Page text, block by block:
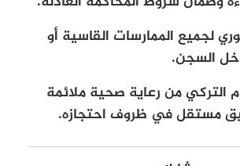
لجميع الممارسات القاسية أو
السجن.
التركي من رعاية صحية ملائمة
مستقل في ظروف احتجازه.